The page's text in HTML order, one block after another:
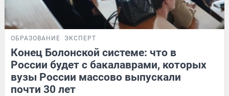
ОБРАЗОВАНИЕ ЭКСПЕРТ
Конец Болонской системе: что в
России будет с бакалаврами, которых
вузы России массово выпускали
почти 30 лет